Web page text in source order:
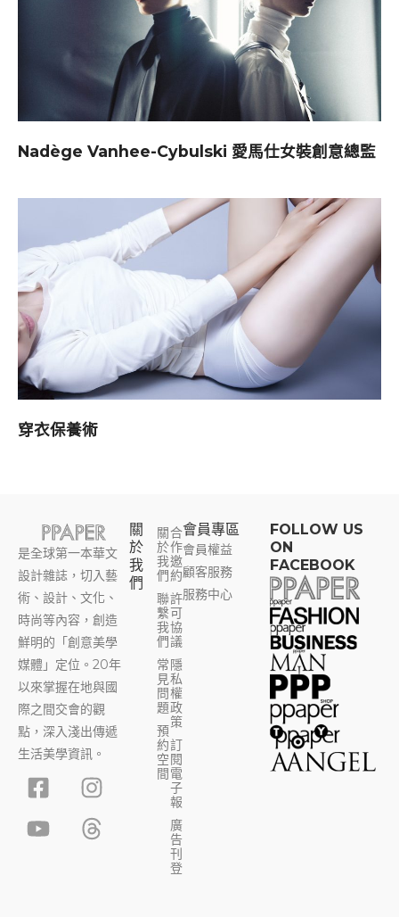
Nadège Vanhee-Cybulski 愛馬仕女裝創意總監
穿衣保養術
是全球第一本華文
設計雜誌，切入藝
術、設計、文化、
時尚等內容，創造
鮮明的「創意美學
媒體」定位。20年
以來掌握在地與國
際之間交會的觀
點，深入淺出傳遞
生活美學資訊。
F
a
c
I
n
s
t
Y
o
u
T
h
r
e
關
於
我
們
關
於
我
們
聯
繫
我
們
常
見
問
題
預
約
空
間
合
作
邀
約
許
可
協
議
隱
私
權
政
策
訂
閱
電
子
報
廣
告
刊
登
會員專區​
會員權益
顧客服務
服務中心
FOLLOW US
ON
FACEBOOK